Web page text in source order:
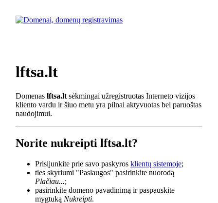
lftsa.lt
Domenas lftsa.lt sėkmingai užregistruotas Interneto vizijos
kliento vardu ir šiuo metu yra pilnai aktyvuotas bei paruoštas
naudojimui.
Norite nukreipti lftsa.lt?
Prisijunkite prie savo paskyros klientų sistemoje;
ties skyriumi "Paslaugos" pasirinkite nuorodą
Plačiau...;
pasirinkite domeno pavadinimą ir paspauskite
mygtuką Nukreipti.